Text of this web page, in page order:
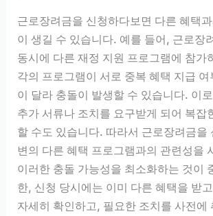
근로장려금을 신청하다보면 다른 혜택
이 생길 수 있습니다. 예를 들어, 근로장
동시에 다른 재정 지원 프로그램에 참가
각의 프로그램이 서로 중복 혜택 지급 여
이 달라 충돌이 발생할 수 있습니다. 이
추가 서류나 조치를 요구받게 되어 복잡
할 수도 있습니다. 따라서 근로장려금을
변의 다른 혜택 프로그램과의 관련성을
이러한 충돌 가능성을 최소화하는 것이
한, 신청 당시에는 이미 다른 혜택을 받
자세히 확인하고, 필요한 조치를 사전에